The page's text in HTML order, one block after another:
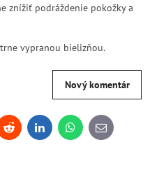
znížiť podráždenie pokožky a
vypranou bielizňou.
Nový komentár
Reddit LinkedInWhatsApp
E-
mail